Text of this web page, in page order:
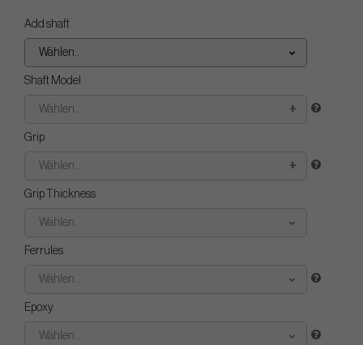
Add shaft
Wählen..
Shaft Model
Wählen..
Grip
Wählen..
Grip Thickness
Wählen..
Ferrules
Wählen..
Epoxy
Wählen..